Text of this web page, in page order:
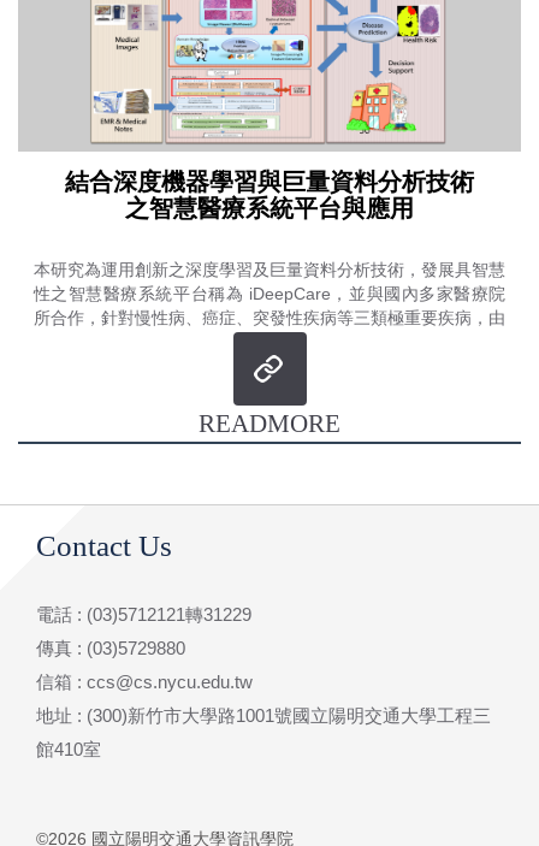
結合深度機器學習與巨量資料分析技術
之智慧醫療系統平台與應用
本研究為運用創新之深度學習及巨量資料分析技術，發展具智慧
性之智慧醫療系統平台稱為 iDeepCare，並與國內多家醫療院
所合作，針對慢性病、癌症、突發性疾病等三類極重要疾病，由
臨床生理、醫療影像、醫囑文獻等面向探勘疾病早期病灶/生物
READMORE
Contact Us
電話 : (03)5712121轉31229
傳真 : (03)5729880
信箱 : ccs@cs.nycu.edu.tw
地址 : (300)新竹市大學路1001號國立陽明交通大學工程三
館410室
©2026 國立陽明交通大學資訊學院